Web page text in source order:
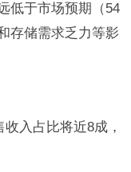
低于市场预期（54
存储需求乏力等影
入占比将近8成，